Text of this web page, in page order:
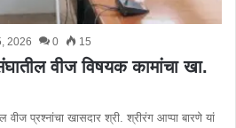
2026 0 15
वीज विषयक कामांचा खा.
प्रश्नांचा खासदार श्री. श्रीरंग आप्पा बारणे यां